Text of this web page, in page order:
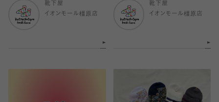
靴下屋
イオンモール橿原店
靴下屋
イオンモール橿原店